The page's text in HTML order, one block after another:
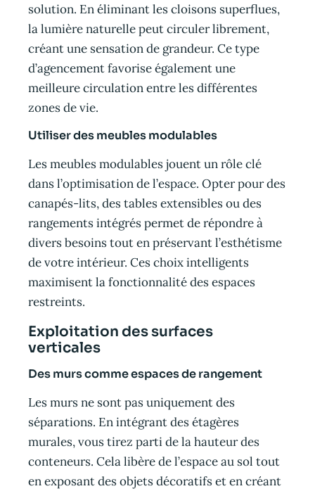
solution. En éliminant les cloisons superflues,
la lumière naturelle peut circuler librement,
créant une sensation de grandeur. Ce type
d’agencement favorise également une
meilleure circulation entre les différentes
zones de vie.
Utiliser des meubles modulables
Les meubles modulables jouent un rôle clé
dans l’optimisation de l’espace. Opter pour des
canapés-lits, des tables extensibles ou des
rangements intégrés permet de répondre à
divers besoins tout en préservant l’esthétisme
de votre intérieur. Ces choix intelligents
maximisent la fonctionnalité des espaces
restreints.
Exploitation des surfaces
verticales
Des murs comme espaces de rangement
Les murs ne sont pas uniquement des
séparations. En intégrant des étagères
murales, vous tirez parti de la hauteur des
conteneurs. Cela libère de l’espace au sol tout
en exposant des objets décoratifs et en créant